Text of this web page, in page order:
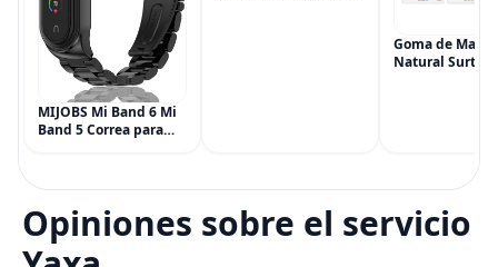
MIJOBS Mi Band 6 Mi
Band 5 Correa para
de metal para Mi
Smart Band 6
Goma de
Natural
Opiniones sobre el servicio